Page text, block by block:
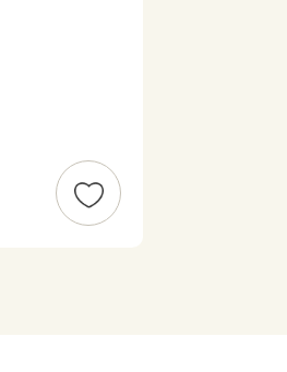
どの美味し
たアウトド
文化を堪能